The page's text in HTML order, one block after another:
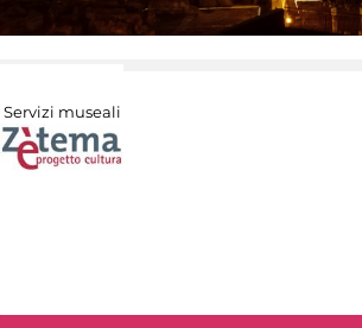
Servizi museali